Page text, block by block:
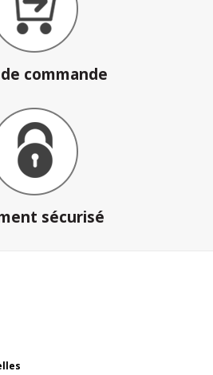
commande
sécurisé